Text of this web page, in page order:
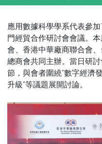
應用數據科學學系代表參
門經貿合作研討會會議。
會、香港中華廠商聯合會
總商會共同主辦。當日研
節，與會者圍繞“數字經濟
升級”等議題展開討論。